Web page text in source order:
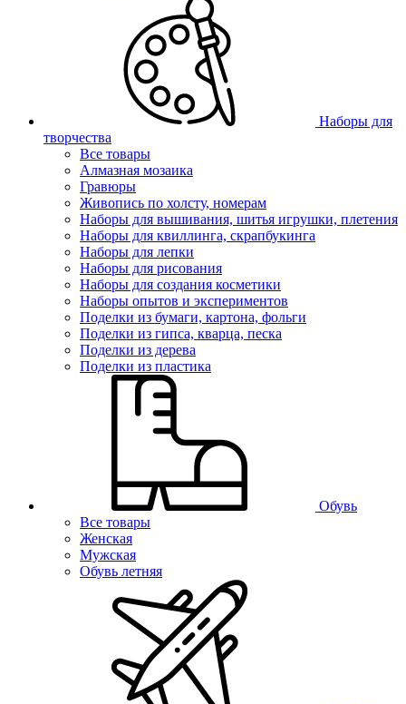
Наборы для
творчества
Все товары
Алмазная мозаика
Гравюры
Живопись по холсту, номерам
Наборы для вышивания, шитья игрушки, плетения
Наборы для квиллинга, скрапбукинга
Наборы для лепки
Наборы для рисования
Наборы для создания косметики
Наборы опытов и экспериментов
Поделки из бумаги, картона, фольги
Поделки из гипса, кварца, песка
Поделки из дерева
Поделки из пластика
Обувь
Все товары
Женская
Мужская
Обувь летняя